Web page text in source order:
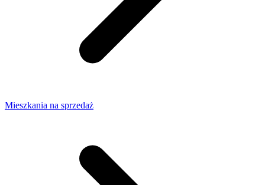
Mieszkania na sprzedaż